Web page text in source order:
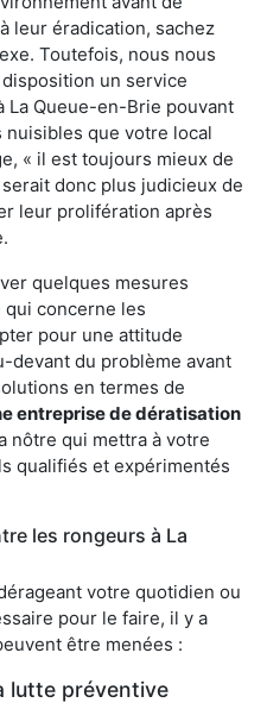
leur éradication, sachez
Toutefois, nous nous
un service
La Queue-en-Brie pouvant
que votre local
« il est toujours mieux de
donc plus judicieux de
leur prolifération après
quelques mesures
qui concerne les
pour une attitude
devant du problème avant
en termes de
entreprise de dératisation
nôtre qui mettra à votre
qualifiés et expérimentés
les rongeurs à La
votre quotidien ou
pour le faire, il y a
être menées :
lutte préventive